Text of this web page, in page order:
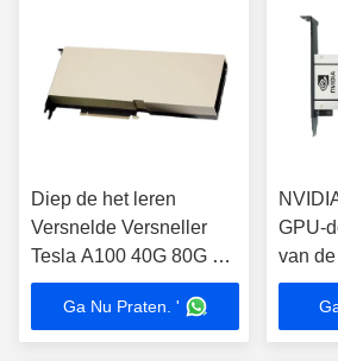
Diep de het leren
Versnelde Versneller
Tesla A100 40G 80G T4
A40 48G van de
Grafiekkaart GPU
Ga Nu Praten. '
GPU-
van